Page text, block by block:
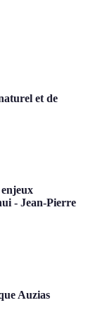
et de
- Jean-Pierre
Auzias